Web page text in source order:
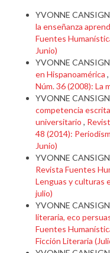
YVONNE
la enseñanza
Fuentes
Junio)
YVONNE
en Hispanoamérica ,
Núm. 36 (2008): La
YVONNE
competencia
universitario ,
48 (2014):
Junio)
YVONNE
Revista Fuentes
Lenguas y culturas
julio)
YVONNE
literaria, eco
Fuentes
Ficción Literaria